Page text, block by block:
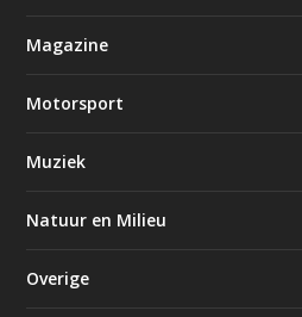
Magazine
Motorsport
Muziek
Natuur en Milieu
Overige